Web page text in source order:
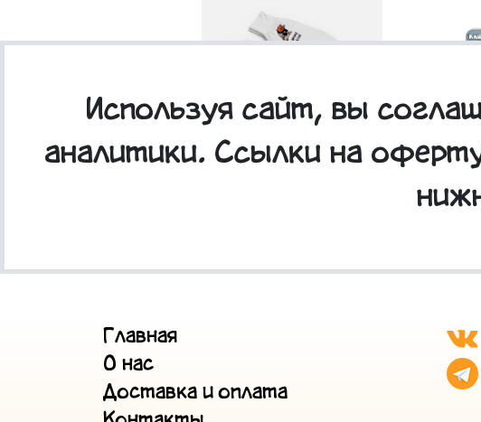
Носки белые "Климат такой" 3D
Главная
О нас
Доставка и оплата
Используя сайт, вы
аналитики. Ссылки на